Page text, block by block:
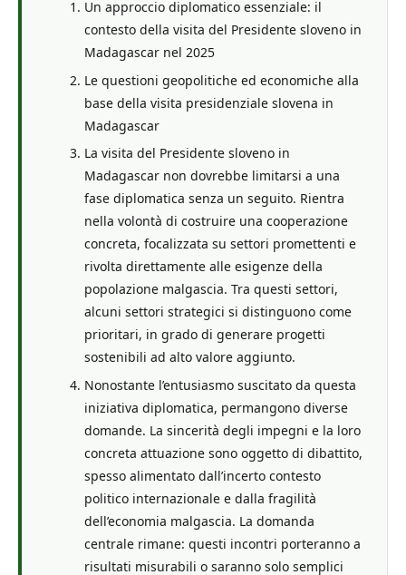
Un approccio diplomatico essenziale: il
contesto della visita del Presidente sloveno in
Madagascar nel 2025
Le questioni geopolitiche ed economiche alla
base della visita presidenziale slovena in
Madagascar
La visita del Presidente sloveno in
Madagascar non dovrebbe limitarsi a una
fase diplomatica senza un seguito. Rientra
nella volontà di costruire una cooperazione
concreta, focalizzata su settori promettenti e
rivolta direttamente alle esigenze della
popolazione malgascia. Tra questi settori,
alcuni settori strategici si distinguono come
prioritari, in grado di generare progetti
sostenibili ad alto valore aggiunto.
Nonostante l’entusiasmo suscitato da questa
iniziativa diplomatica, permangono diverse
domande. La sincerità degli impegni e la loro
concreta attuazione sono oggetto di dibattito,
spesso alimentato dall’incerto contesto
politico internazionale e dalla fragilità
dell’economia malgascia. La domanda
centrale rimane: questi incontri porteranno a
risultati misurabili o saranno solo semplici